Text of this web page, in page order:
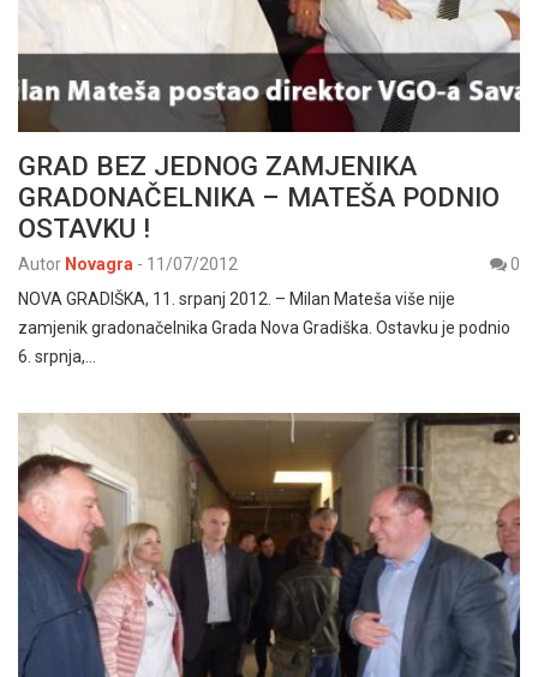
GRAD BEZ JEDNOG ZAMJENIKA
GRADONAČELNIKA – MATEŠA PODNIO
OSTAVKU !
Autor Novagra - 11/07/2012
0
NOVA GRADIŠKA, 11. srpanj 2012. – Milan Mateša više nije
zamjenik gradonačelnika Grada Nova Gradiška. Ostavku je podnio
6. srpnja,…